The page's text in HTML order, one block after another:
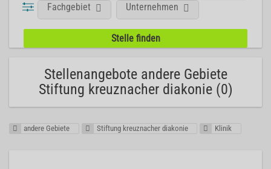
Fachgebiet Unternehmen
Stellenangebote andere Gebiete
Stiftung kreuznacher diakonie (0)
andere Gebiete Stiftung kreuznacher diakonie Klinik